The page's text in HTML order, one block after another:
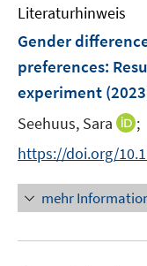
m
F
e
n
s
t
r
ö
n
Literaturhinweis
Gender
preferences:
experiment
Seehuus, Sara
I
n
e
u
;
https://doi.org/
mehr